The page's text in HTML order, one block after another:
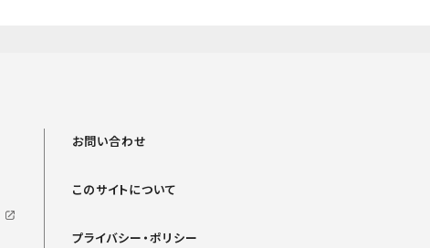
お問い合わせ
このサイトについて
プライバシー・ポリシー